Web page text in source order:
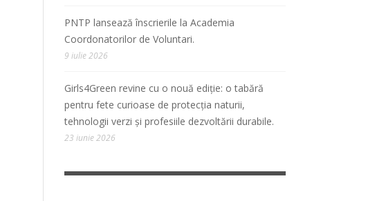
PNTP lansează înscrierile la Academia
Coordonatorilor de Voluntari.
9 iulie 2026
Girls4Green revine cu o nouă ediție: o tabără
pentru fete curioase de protecția naturii,
tehnologii verzi și profesiile dezvoltării durabile.
23 iunie 2026